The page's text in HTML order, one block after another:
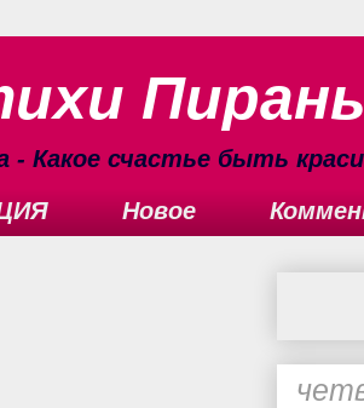
- Какое счастье быть
Новое